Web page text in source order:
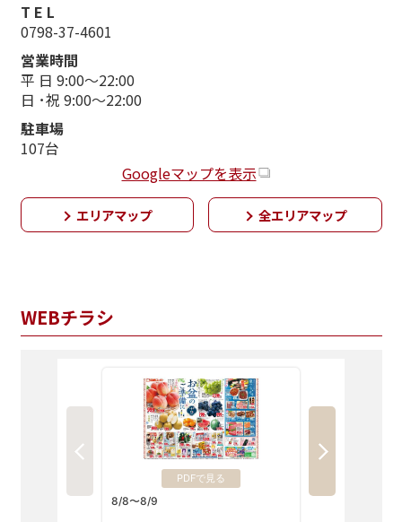
T E L
0798-37-4601
営業時間
平 日 9:00～22:00
日 ･祝 9:00～22:00
駐車場
107台
Googleマップを表示
エリアマップ 全エリアマップ
WEBチラシ